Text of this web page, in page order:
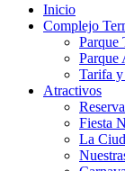
Inicio
Complejo
Parque
Parque
Tarifa y
Atractivos
Fiesta
La